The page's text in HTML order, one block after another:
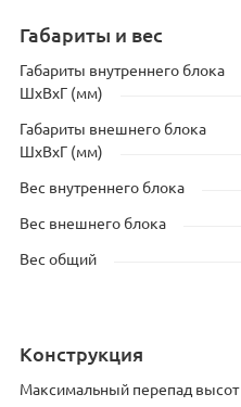
Габариты и вес
Габариты внутреннего блока
ШхВхГ (мм)
Габариты внешнего блока
ШхВхГ (мм)
Вес внутреннего блока
Вес внешнего блока
Вес общий
Конструкция
Максимальный перепад высот